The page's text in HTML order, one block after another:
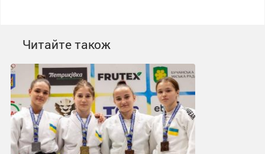
Читайте також